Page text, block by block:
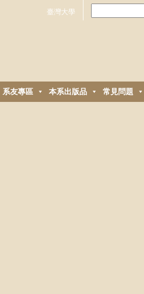
臺灣大學
搜
關
系友專區 本系出版品 常見問題